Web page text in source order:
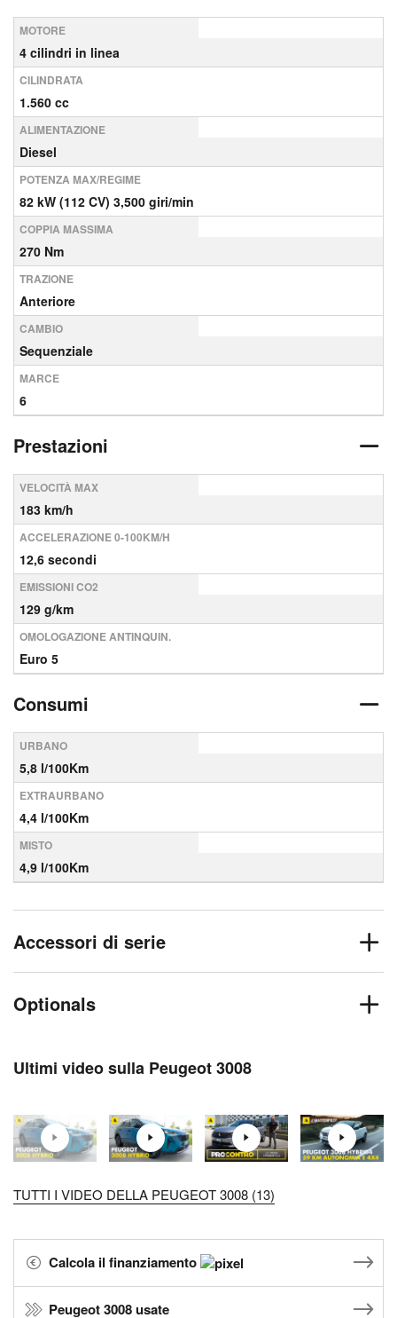
MOTORE
4 cilindri in linea
CILINDRATA
1.560 cc
ALIMENTAZIONE
Diesel
POTENZA MAX/REGIME
82 kW (112 CV) 3,500 giri/min
COPPIA MASSIMA
270 Nm
TRAZIONE
Anteriore
CAMBIO
Sequenziale
MARCE
6
Prestazioni
VELOCITÀ MAX
183 km/h
ACCELERAZIONE 0-100KM/H
12,6 secondi
EMISSIONI CO2
129 g/km
OMOLOGAZIONE ANTINQUIN.
Euro 5
Consumi
URBANO
5,8 l/100Km
EXTRAURBANO
4,4 l/100Km
MISTO
4,9 l/100Km
Accessori di serie
Optionals
Ultimi video sulla Peugeot 3008
TUTTI I VIDEO DELLA PEUGEOT 3008 (13)
Calcola il finanziamento
Peugeot 3008 usate